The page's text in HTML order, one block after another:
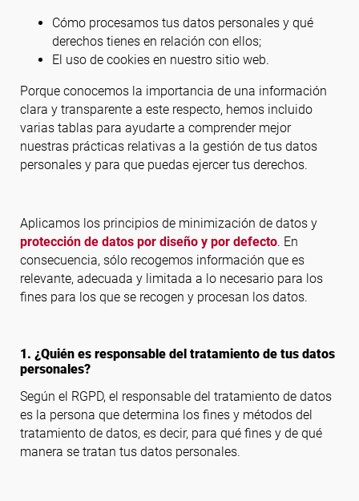
Cómo procesamos tus datos personales y qué
derechos tienes en relación con ellos;
El uso de cookies en nuestro sitio web.
Porque conocemos la importancia de una información
clara y transparente a este respecto, hemos incluido
varias tablas para ayudarte a comprender mejor
nuestras prácticas relativas a la gestión de tus datos
personales y para que puedas ejercer tus derechos.
Aplicamos los principios de minimización de datos y
protección de datos por diseño y por defecto. En
consecuencia, sólo recogemos información que es
relevante, adecuada y limitada a lo necesario para los
fines para los que se recogen y procesan los datos.
1. ¿Quién es responsable del tratamiento de tus datos
personales?
Según el RGPD, el responsable del tratamiento de datos
es la persona que determina los fines y métodos del
tratamiento de datos, es decir, para qué fines y de qué
manera se tratan tus datos personales.